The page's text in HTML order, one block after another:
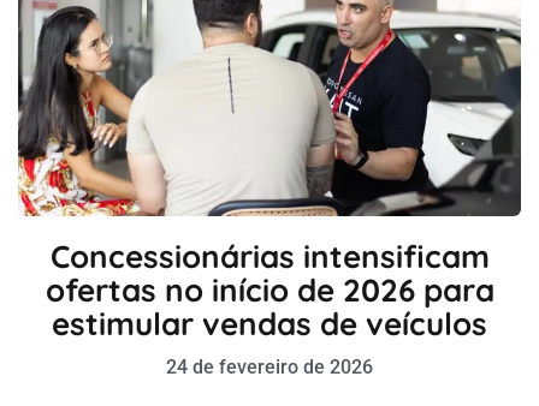
Concessionárias intensificam
ofertas no início de 2026 para
estimular vendas de veículos
24 de fevereiro de 2026